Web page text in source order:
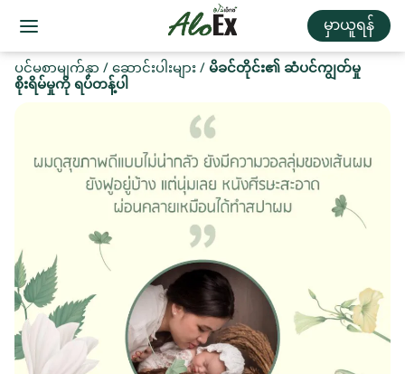
မှာယူရန်
ပင်မစာမျက်နှာ /ဆောင်းပါးများ/မိခင်တိုင်း၏ ဆံပင်ကျွတ်မှု
စိုးရိမ်မှုကို ရပ်တန့်ပါ